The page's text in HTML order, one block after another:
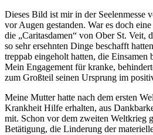
Dieses Bild ist mir in der Seelenmesse
vor Augen gestanden. War es doch
die „Caritasdamen“ von Ober St. Veit,
so sehr ersehnten Dinge beschafft
treppab eingeholt hatten, die Einsamen
Mein Engagement für kranke,
zum Großteil seinen Ursprung im
Meine Mutter hatte nach dem ersten
Krankheit Hilfe erhalten, aus
mit. Schon vor dem zweiten Weltkrieg
Betätigung, die Linderung der